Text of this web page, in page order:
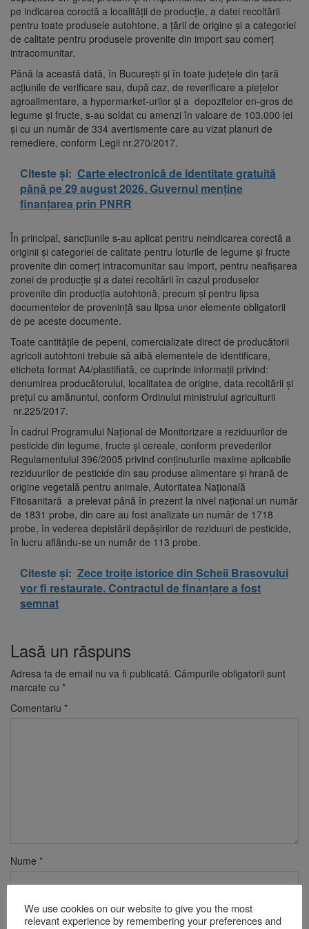
pe indicarea corectă a localității de producție, a datei recoltării
pentru toate produsele autohtone, a țării de origine și a categoriei
de calitate pentru produsele provenite din import sau comerț
intracomunitar.
Până la această dată, în București și în toate județele din țară
acțiunile de verificare sau, după caz, de reverificare a piețelor
agroalimentare, a hypermarket-urilor și a depozitelor en-gros de
legume și fructe, s-au soldat cu amenzi în valoare de 103.000 lei
și cu un număr de 334 avertismente care au vizat planuri de
remediere, conform Legii nr.270/2017.
Citeste și: Carte electronică de identitate gratuită
până pe 29 august 2026. Guvernul menține
finanțarea prin PNRR
În principal, sancțiunile s-au aplicat pentru neindicarea corectă a
originii și categoriei de calitate pentru loturile de legume și fructe
provenite din comerț intracomunitar sau import, pentru neafișarea
zonei de producție și a datei recoltării în cazul produselor
provenite din producția autohtonă, precum și pentru lipsa
documentelor de provenință sau lipsa unor elemente obligatorii
de pe aceste documente.
Toate cantitățile de pepeni, comercializate direct de producătorii
agricoli autohtoni trebuie să aibă elementele de identificare,
eticheta format A4/plastifiată, ce cuprinde informații privind:
denumirea producătorului, localitatea de origine, data recoltării și
prețul cu amănuntul, conform Ordinului ministrului agriculturii
nr.225/2017.
În cadrul Programului Național de Monitorizare a reziduurilor de
pesticide din legume, fructe și cereale, conform prevederilor
Regulamentului 396/2005 privind conținuturile maxime aplicabile
reziduurilor de pesticide din sau produse alimentare și hrană de
origine vegetală pentru animale, Autoritatea Națională
Fitosanitară a prelevat până în prezent la nivel național un număr
de 1831 probe, din care au fost analizate un număr de 1718
probe, în vederea depistării depășirilor de reziduuri de pesticide,
în lucru aflându-se un număr de 113 probe.
Citeste și: Zece troițe istorice din Șcheii Brașovului
vor fi restaurate. Contractul de finanțare a fost
semnat
Lasă un răspuns
Adresa ta de email nu va fi publicată. Câmpurile obligatorii sunt
marcate cu *
Comentariu *
Nume *
Email*
We use cookies on our website to give you the most
relevant experience by remembering your preferences and